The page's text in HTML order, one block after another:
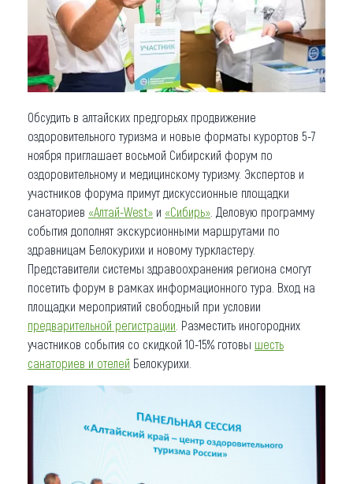
Другие рубрики
Обсудить в алтайских предгорьях продвижение
оздоровительного туризма и новые форматы курортов 5-7
ноября приглашает восьмой Сибирский форум по
оздоровительному и медицинскому туризму. Экспертов и
участников форума примут дискуссионные площадки
санаториев «Алтай-West» и «Сибирь» . Деловую программу
события дополнят экскурсионными маршрутами по
здравницам Белокурихи и новому туркластеру.
Представители системы здравоохранения региона смогут
посетить форум в рамках информационного тура. Вход на
площадки мероприятий свободный при условии
предварительной регистрации . Разместить иногородних
участников события со скидкой 10-15% готовы шесть
санаториев и отелей Белокурихи.